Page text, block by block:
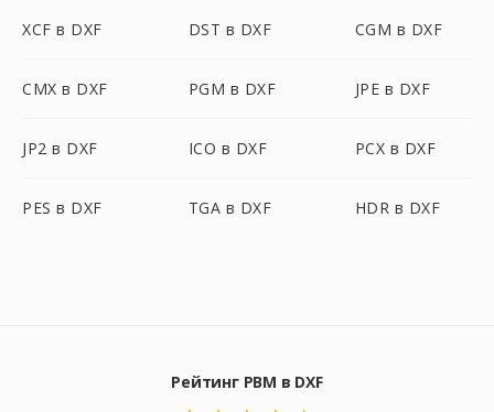
XCF в DXF DST в DXF CGM в DXF
CMX в DXF PGM в DXF JPE в DXF
JP2 в DXF ICO в DXF PCX в DXF
PES в DXF TGA в DXF HDR в DXF
Рейтинг PBM в DXF